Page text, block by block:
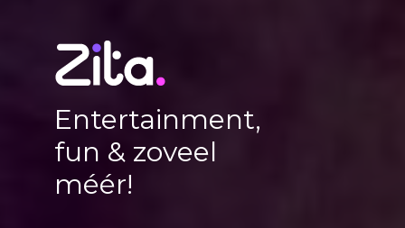
Entertainment,
fun & zoveel
méér!